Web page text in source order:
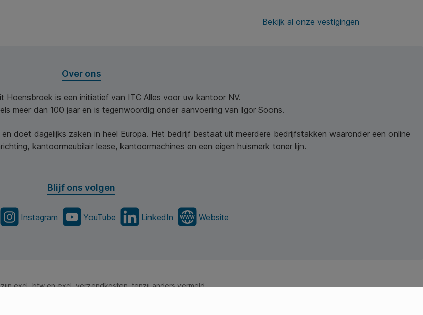
Bekijk al onze vestigingen
Over ons
Hoensbroek is een initiatief van ITC Alles voor uw kantoor NV.
meer dan 100 jaar en is tegenwoordig onder aanvoering van Igor Soons.
doet dagelijks zaken in heel Europa. Het bedrijf bestaat uit meerdere bedrijfstakken waaronder een online
kantoormeubilair lease, kantoormachines en een eigen huismerk toner lijn.
Blijf ons volgen
Instagram YouTube LinkedIn Website
excl. btw en excl. verzendkosten, tenzij anders vermeld.